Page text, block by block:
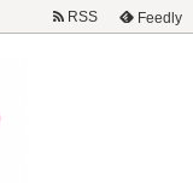
RSS Feedly